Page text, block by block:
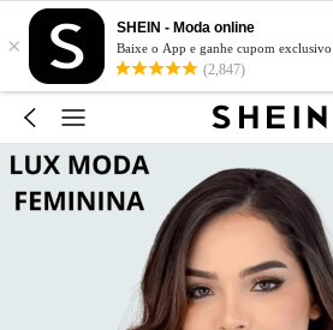
×
SHEIN - Moda online
Baixe o App e ganhe cupom
(2,847)